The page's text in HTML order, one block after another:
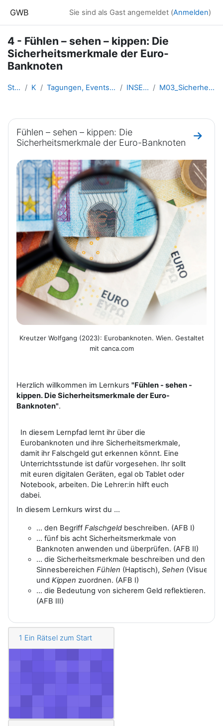
GWB Sie sind als Gast angemeldet (Anmelden)
4 - Fühlen – sehen – kippen: Die
Sicherheitsmerkmale der Euro-
Banknoten
Startseite Kurse Tagungen, Events und Arbeitsgemeinschaften GW INSERT-Lernkurse M03_SicherheitsmerkmaleEuroBanknoten
Abschnittsübersicht
Fühlen – sehen – kippen: Die
Sicherheitsmerkmale der Euro-Banknoten
Zum
Kreutzer Wolfgang (2023): Eurobanknoten. Wien. Gestaltet
mit canca.com
Herzlich willkommen im Lernkurs "Fühlen - sehen -
kippen. Die Sicherheitsmerkmale der Euro-
Banknoten".
In diesem Lernpfad lernt ihr über die
Eurobanknoten und ihre Sicherheitsmerkmale,
damit ihr Falschgeld gut erkennen könnt. Eine
Unterrichtsstunde ist dafür vorgesehen. Ihr sollt
mit euren digitalen Geräten, egal ob Tablet oder
Notebook, arbeiten. Die Lehrer:in hilft euch
dabei.
In diesem Lernkurs wirst du ...
... den Begriff Falschgeld beschreiben. (AFB I)
... fünf bis acht Sicherheitsmerkmale von
Banknoten anwenden und überprüfen. (AFB II)
... die Sicherheitsmerkmale beschreiben und den
Sinnesbereichen Fühlen (Haptisch), Sehen (Visuell)
und Kippen zuordnen. (AFB I)
... die Bedeutung von sicherem Geld reflektieren.
(AFB III)
1 Ein Rätsel zum Start